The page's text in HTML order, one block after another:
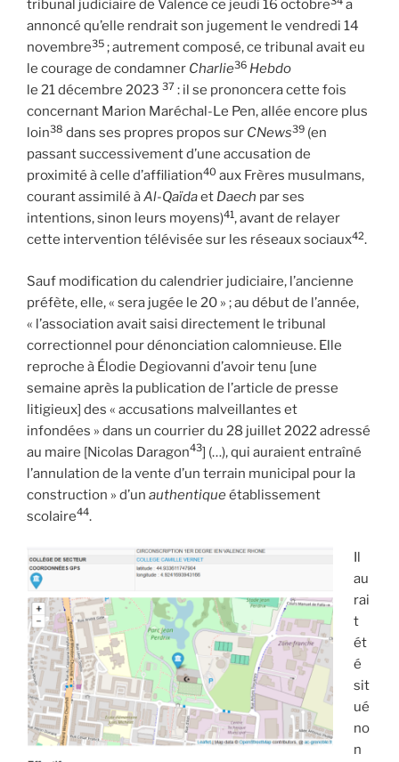
tribunal judiciaire de Valence ce jeudi 16 octobre
a
annoncé qu’elle rendrait son jugement le vendredi 14
novembre35 ; autrement composé, ce tribunal avait eu
le courage de condamner Charlie36 Hebdo
le 21 décembre 2023 37 : il se prononcera cette fois
concernant Marion Maréchal-Le Pen, allée encore plus
loin38 dans ses propres propos sur CNews39 (en
passant successivement d’une accusation de
proximité à celle d’affiliation40 aux Frères musulmans,
courant assimilé àAl-Qaïdaet Daech par ses
intentions, sinon leurs moyens)41, avant de relayer
cette intervention télévisée sur les réseaux sociaux42.
Sauf modification du calendrier judiciaire, l’ancienne
préfète, elle, « sera jugée le 20 » ; au début de l’année,
« l’association avait saisi directement le tribunal
correctionnel pour dénonciation calomnieuse. Elle
reproche à Élodie Degiovanni d’avoir tenu [une
semaine après la publication de l’article de presse
litigieux] des « accusations malveillantes et
infondées » dans un courrier du 28 juillet 2022 adressé
au maire [Nicolas Daragon43] (…), qui auraient entraîné
l’annulation de la vente d’un terrain municipal pour la
construction » d’un authentiqueétablissement
scolaire44.
Il
au
rai
t
ét
é
sit
ué
no
n